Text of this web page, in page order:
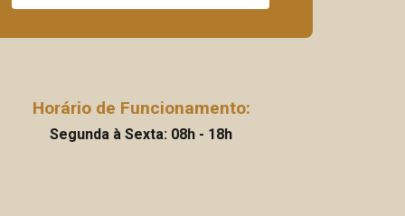
Horário de Funcionamento:
Segunda à Sexta: 08h - 18h